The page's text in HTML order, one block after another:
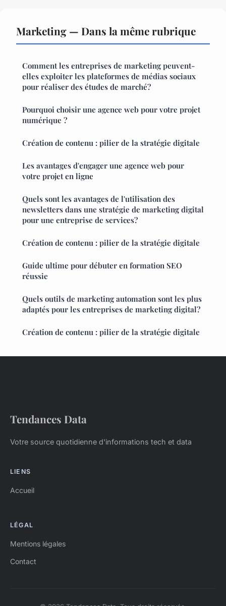
Marketing — Dans la même rubrique
Comment les entreprises de marketing peuvent-
elles exploiter les plateformes de médias sociaux
pour réaliser des études de marché?
Pourquoi choisir une agence web pour votre projet
numérique ?
Création de contenu : pilier de la stratégie digitale
Les avantages d'engager une agence web pour
votre projet en ligne
Quels sont les avantages de l'utilisation des
newsletters dans une stratégie de marketing digital
pour une entreprise de services?
Création de contenu : pilier de la stratégie digitale
Guide ultime pour débuter en formation SEO
réussie
Quels outils de marketing automation sont les plus
adaptés pour les entreprises de marketing digital?
Création de contenu : pilier de la stratégie digitale
Tendances Data
Votre source quotidienne d'informations tech et data
LIENS
Accueil
LÉGAL
Mentions légales
Contact